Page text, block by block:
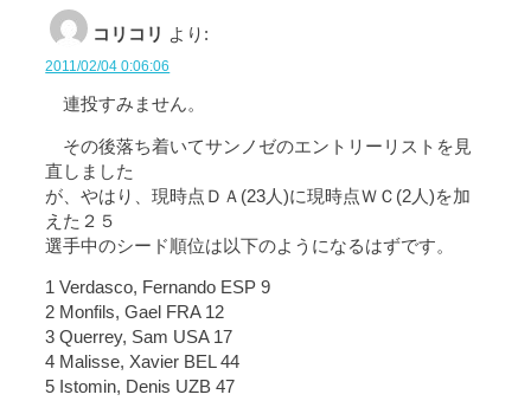
コリコリ より:
2011/02/04 0:06:06
連投すみません。
その後落ち着いてサンノゼのエントリーリストを見
直しました
が、やはり、現時点ＤＡ(23人)に現時点ＷＣ(2人)を加
えた２５
選手中のシード順位は以下のようになるはずです。
1 Verdasco, Fernando ESP 9
2 Monfils, Gael FRA 12
3 Querrey, Sam USA 17
4 Malisse, Xavier BEL 44
5 Istomin, Denis UZB 47